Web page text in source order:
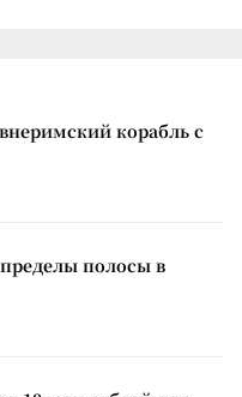
корабль с
полосы в